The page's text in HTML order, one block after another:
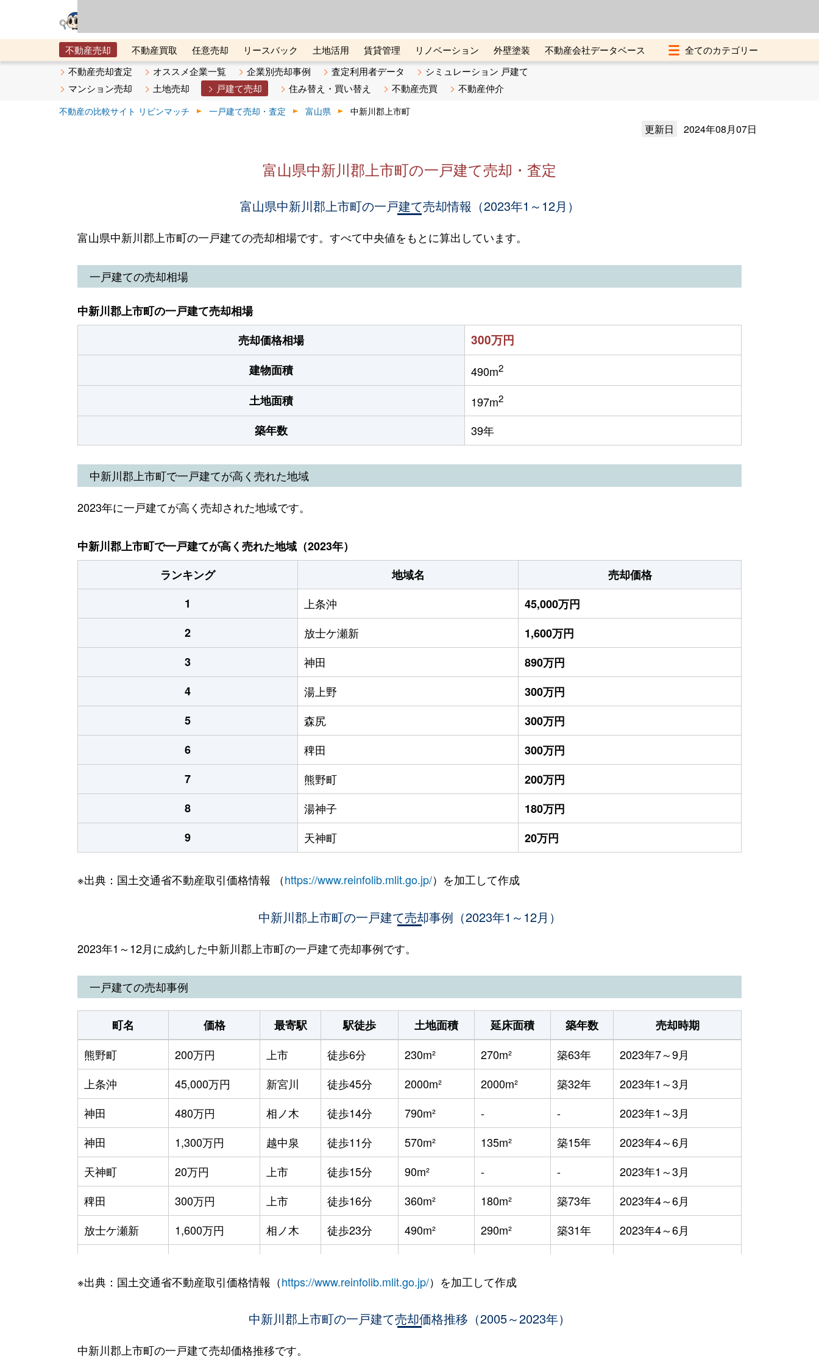
不動産売却 不動産買取 任意売却 リースバック 土地活用 賃貸管理 リノベーション 外壁塗装
不動産会社データベース
メタ住宅展示場
ベスト不動産カンパニー オンライン講座 リビンマガジンBiz 不動産売却ご相談デスク
不動産売却査定 オススメ企業一覧 企業別売却事例 査定利用者データ
シミュレーション 戸建て
マンション売却
土地売却 戸建て売却 住み替え・買い替え 不動産売買 不動産仲介
不動産の比較サイト リビンマッチ 一戸建て売却・査定 富山県 中新川郡上市町
更新日 2024年08月07日
富山県中新川郡上市町の一戸建て売却・査定
富山県中新川郡上市町の一戸建て売却情報（2023年1～12月）
富山県中新川郡上市町の一戸建ての売却相場です。すべて中央値をもとに算出しています。
一戸建ての売却相場
中新川郡上市町の一戸建て売却相場
売却価格相場
300万円
建物面積 490m2
土地面積 197m2
築年数 39年
中新川郡上市町で一戸建てが高く売れた地域
2023年に一戸建てが高く売却された地域です。
中新川郡上市町で一戸建てが高く売れた地域（2023年）
ランキング
地域名
売却価格
1
上条沖
45,000万円
2
放士ケ瀬新
1,600万円
3
神田
890万円
4
湯上野
300万円
5
森尻
300万円
6
稗田
300万円
7
熊野町
200万円
8
湯神子
180万円
9
天神町 20万円
※出典：国土交通省不動産取引価格情報 （https://www.reinfolib.mlit.go.jp/）を加工して作成
中新川郡上市町の一戸建て売却事例（2023年1～12月）
2023年1～12月に成約した中新川郡上市町の一戸建て売却事例です。
一戸建ての売却事例
町名 価格 最寄駅 駅徒歩 土地面積 延床面積 築年数
売却時期
熊野町
200万円 上市 徒歩6分 230m² 270m² 築63年
2023年7～9月
上条沖
45,000万円 新宮川 徒歩45分 2000m² 2000m² 築32年
2023年1～3月
神田
480万円 相ノ木 徒歩14分 790m² - -
2023年1～3月
神田
1,300万円 越中泉 徒歩11分 570m² 135m² 築15年
2023年4～6月
天神町
20万円 上市 徒歩15分 90m² - -
2023年1～3月
稗田
300万円 上市 徒歩16分 360m² 180m² 築73年
2023年4～6月
放士ケ瀬新
1,600万円 相ノ木 徒歩23分 490m² 290m² 築31年
2023年4～6月
湯上野
300万円 上市 徒歩25分 165m² 60m²
上市 徒歩28分 490m² 185m² 築46年
※出典：国土交通省不動産取引価格情報（https://www.reinfolib.mlit.go.jp/）を加工して作成
中新川郡上市町の一戸建て売却価格推移（2005～2023年）
中新川郡上市町の一戸建て売却価格推移です。